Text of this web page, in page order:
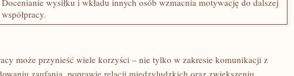
Docenianie wysiłku i wkładu innych ‍osób wzmacnia motywację do dalszej
współpracy.
może przynieść wiele korzyści – nie tylko w zakresie komunikacji z
zaufania, poprawie relacji międzyludzkich oraz zwiększeniu